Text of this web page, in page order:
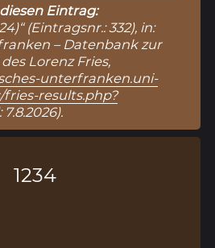
Eintrag:
(Eintragsnr.: 332), in:
– Datenbank zur
Lorenz Fries,
unterfranken.uni-
results.php?
1234